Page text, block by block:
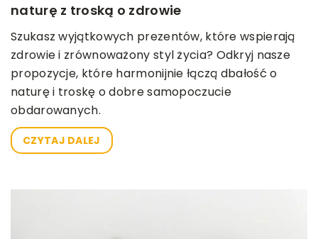
naturę z troską o zdrowie
Szukasz wyjątkowych prezentów, które wspierają
zdrowie i zrównoważony styl życia? Odkryj nasze
propozycje, które harmonijnie łączą dbałość o
naturę i troskę o dobre samopoczucie
obdarowanych.
CZYTAJ DALEJ